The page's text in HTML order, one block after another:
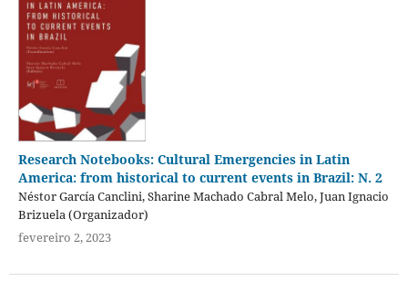
Research Notebooks: Cultural Emergencies in Latin
America: from historical to current events in Brazil: N. 2
Néstor García Canclini, Sharine Machado Cabral Melo, Juan Ignacio
Brizuela (Organizador)
fevereiro 2, 2023